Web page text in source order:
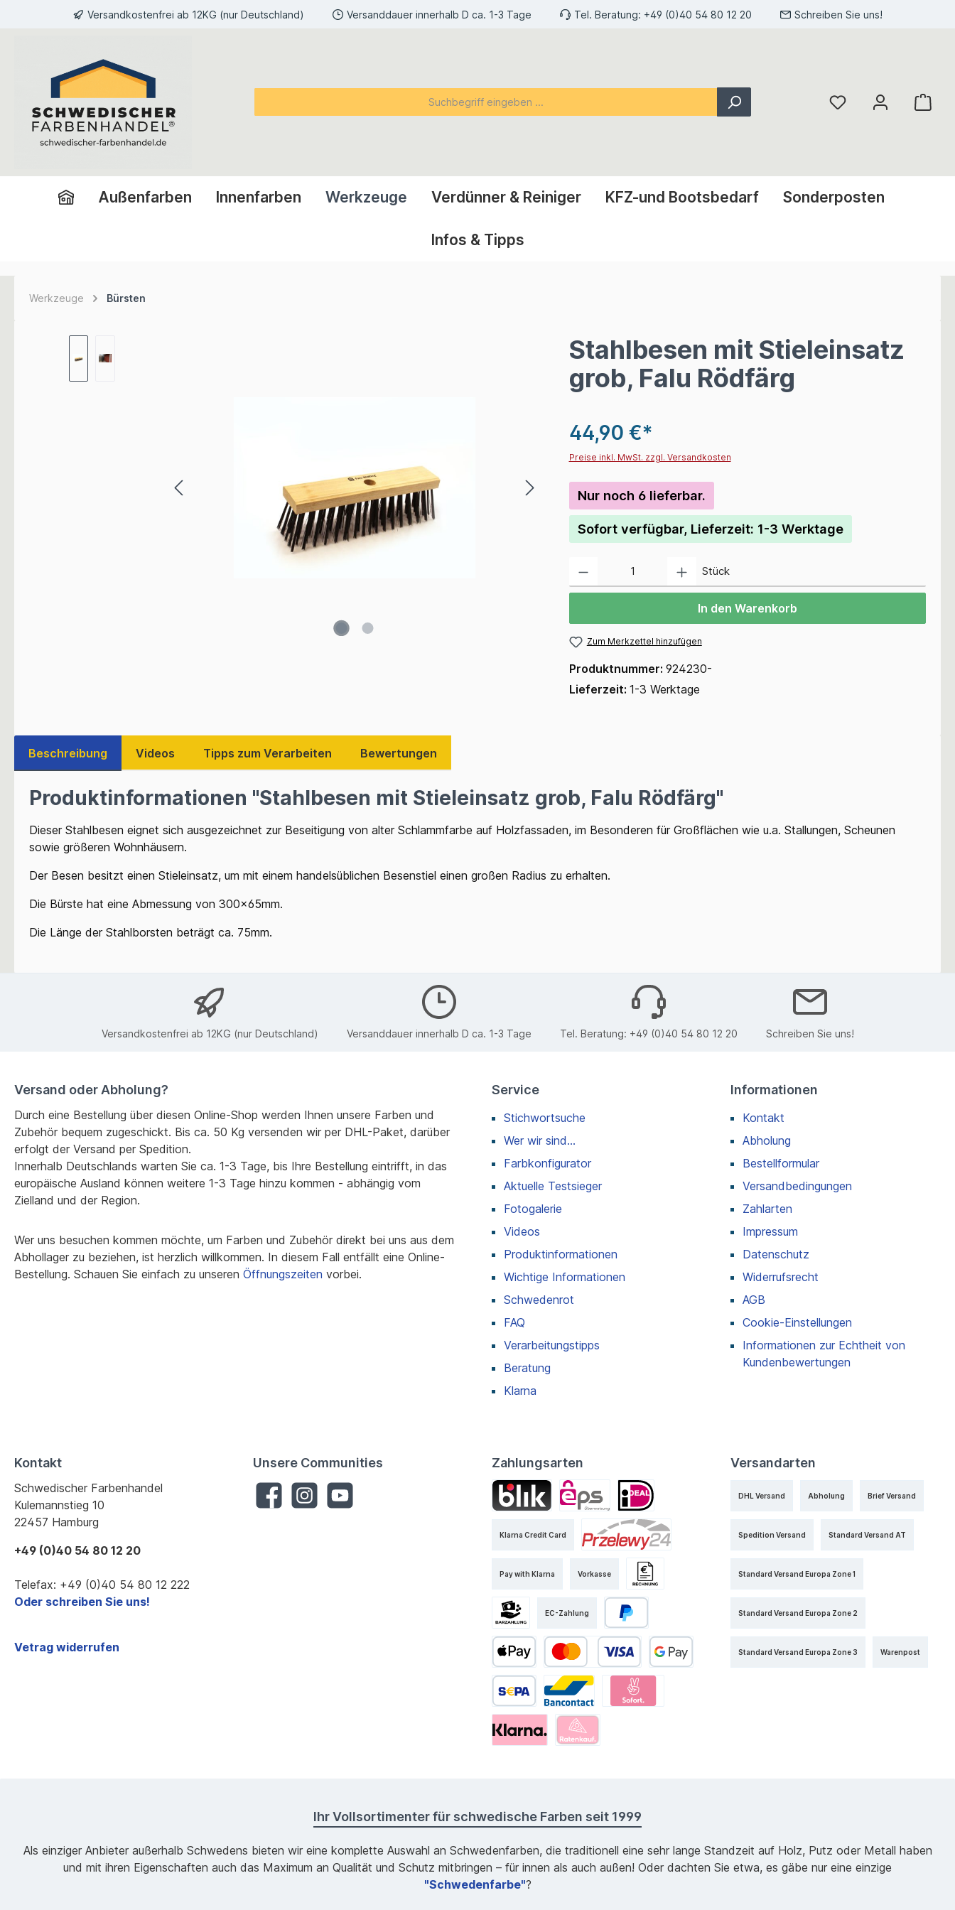
springen Versandkostenfrei ab 12KG (nur Deutschland) Versanddauer innerhalb D ca. 1-3 Tage Tel. Beratung: +49 (0)40 54 80 12 20 Schreiben Sie uns!
Außenfarben Innenfarben Werkzeuge Verdünner & Reiniger KFZ-und Bootsbedarf Sonderposten
Infos & Tipps
Werkzeuge Bürsten
Stahlbesen mit Stieleinsatz
grob, Falu Rödfärg
44,90 €*
Preise inkl. MwSt. zzgl. Versandkosten
Nur noch 6 lieferbar.
Sofort verfügbar, Lieferzeit: 1-3 Werktage
Stück
In den Warenkorb
Zum Merkzettel hinzufügen
Produktnummer: 924230-
Lieferzeit: 1-3 Werktage
Beschreibung Videos Tipps zum Verarbeiten Bewertungen
Produktinformationen "Stahlbesen mit Stieleinsatz grob, Falu Rödfärg"
Dieser Stahlbesen eignet sich ausgezeichnet zur Beseitigung von alter Schlammfarbe auf Holzfassaden, im Besonderen für Großflächen wie u.a. Stallungen, Scheunen
sowie größeren Wohnhäusern.
Der Besen besitzt einen Stieleinsatz, um mit einem handelsüblichen Besenstiel einen großen Radius zu erhalten.
Die Bürste hat eine Abmessung von 300x65mm.
Die Länge der Stahlborsten beträgt ca. 75mm.
Versandkostenfrei ab 12KG (nur Deutschland) Versanddauer innerhalb D ca. 1-3 Tage Tel. Beratung: +49 (0)40 54 80 12 20 Schreiben Sie uns!
Versand oder Abholung?
Durch eine Bestellung über diesen Online-Shop werden Ihnen unsere Farben und
Zubehör bequem zugeschickt. Bis ca. 50 Kg versenden wir per DHL-Paket, darüber
erfolgt der Versand per Spedition.
Innerhalb Deutschlands warten Sie ca. 1-3 Tage, bis Ihre Bestellung eintrifft, in das
europäische Ausland können weitere 1-3 Tage hinzu kommen - abhängig vom
Zielland und der Region.
Wer uns besuchen kommen möchte, um Farben und Zubehör direkt bei uns aus dem
Abhollager zu beziehen, ist herzlich willkommen. In diesem Fall entfällt eine Online-
Bestellung. Schauen Sie einfach zu unseren Öffnungszeiten vorbei.
Service
Stichwortsuche
Wer wir sind...
Farbkonfigurator
Aktuelle Testsieger
Fotogalerie
Videos
Produktinformationen
Wichtige Informationen
Schwedenrot
FAQ
Verarbeitungstipps
Beratung
Klarna
Informationen
Kontakt
Abholung
Bestellformular
Versandbedingungen
Zahlarten
Impressum
Datenschutz
Widerrufsrecht
AGB
Cookie-Einstellungen
Informationen zur Echtheit von
Kundenbewertungen
Kontakt
Schwedischer Farbenhandel
Kulemannstieg 10
22457 Hamburg
+49 (0)40 54 80 12 20
Telefax: +49 (0)40 54 80 12 222
Oder schreiben Sie uns!
Vetrag widerrufen
Unsere Communities Zahlungsarten
Klarna Credit Card
Pay with Klarna Vorkasse
EC-Zahlung
Versandarten
DHL Versand Abholung Brief Versand
Spedition Versand Standard Versand AT
Standard Versand Europa Zone 1
Standard Versand Europa Zone 2
Standard Versand Europa Zone 3 Warenpost
Ihr Vollsortimenter für schwedische Farben seit 1999
Als einziger Anbieter außerhalb Schwedens bieten wir eine komplette Auswahl an Schwedenfarben, die traditionell eine sehr lange Standzeit auf Holz, Putz oder Metall haben
und mit ihren Eigenschaften auch das Maximum an Qualität und Schutz mitbringen – für innen als auch außen! Oder dachten Sie etwa, es gäbe nur eine einzige
"Schwedenfarbe"?